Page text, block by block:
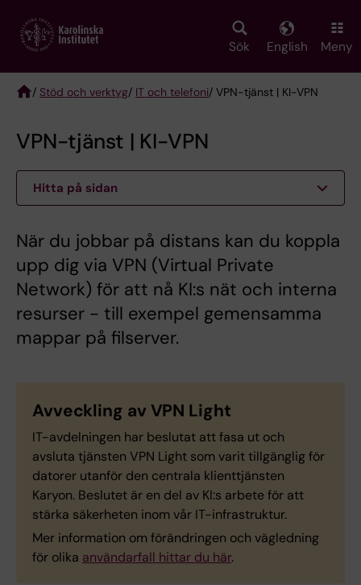
main
Sök English Meny
/ Stöd och verktyg/ IT och telefoni/ VPN-tjänst | KI-VPN
VPN-tjänst | KI-VPN
Hitta på sidan
När du jobbar på distans kan du koppla
upp dig via VPN (Virtual Private
Network) för att nå KI:s nät och interna
resurser - till exempel gemensamma
mappar på filserver.
Avveckling av VPN Light
IT-avdelningen har beslutat att fasa ut och
avsluta tjänsten VPN Light som varit tillgänglig för
datorer utanför den centrala klienttjänsten
Karyon. Beslutet är en del av KI:s arbete för att
stärka säkerheten inom vår IT-infrastruktur.
Mer information om förändringen och vägledning
för olika användarfall hittar du här.